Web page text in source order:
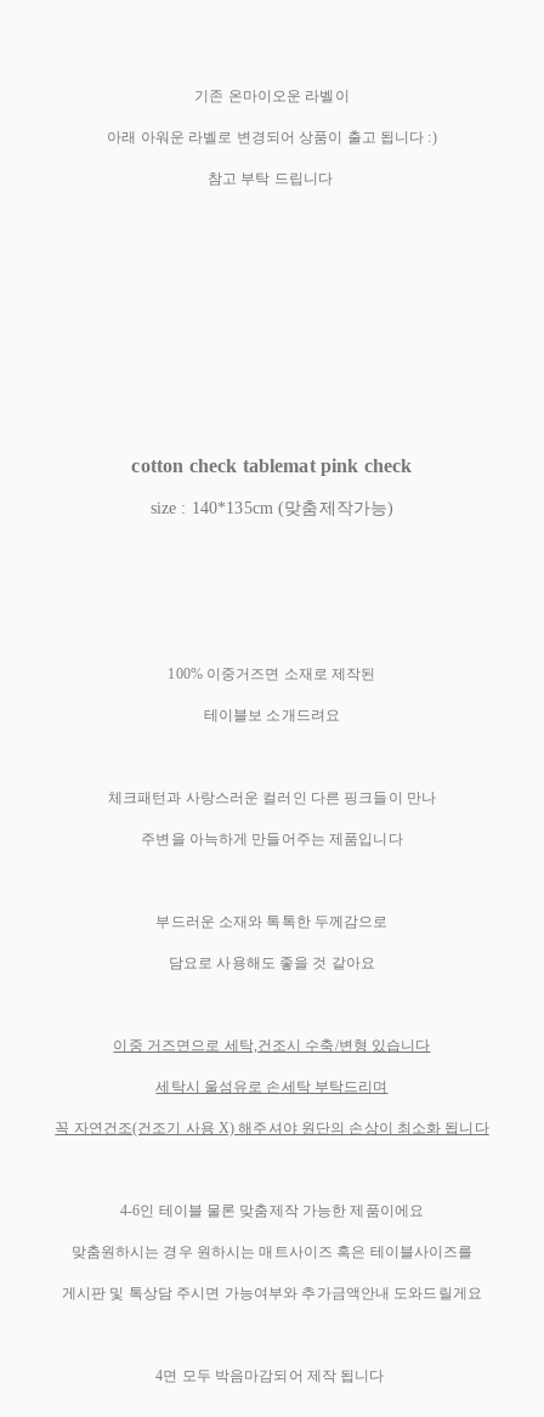
기존 온마이오운 라벨이
아래 아워운 라벨로 변경되어 상품이 출고 됩니다 :)
참고 부탁 드립니다
cotton check tablemat pink check
size : 140*135cm (맞춤제작가능)
100% 이중거즈면 소재로 제작된
테이블보 소개드려요
체크패턴과 사랑스러운 컬러인 다른 핑크들이 만나
주변을 아늑하게 만들어주는 제품입니다
부드러운 소재와 톡톡한 두께감으로
담요로 사용해도 좋을 것 같아요
이중 거즈면으로 세탁,건조시 수축/변형 있습니다
세탁시 울섬유로 손세탁 부탁드리며
꼭 자연건조(건조기 사용 X) 해주셔야 원단의 손상이 최소화 됩니다
4-6인 테이블 물론 맞춤제작 가능한 제품이에요
맞춤원하시는 경우 원하시는 매트사이즈 혹은 테이블사이즈를
게시판 및 톡상담 주시면 가능여부와 추가금액안내 도와드릴게요
4면 모두 박음마감되어 제작 됩니다